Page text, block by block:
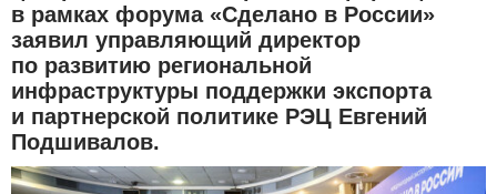
в рамках форума «Сделано в России»
заявил управляющий директор
по развитию региональной
инфраструктуры поддержки экспорта
и партнерской политике РЭЦ Евгений
Подшивалов.